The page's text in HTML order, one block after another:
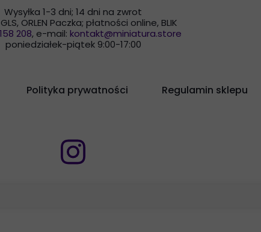
Polityka prywatności Regulamin sklepu
Wysyłka 1-3 dni; 14 dni na zwrot
ORLEN Paczka; płatności online, BLIK
208, e-mail: kontakt@miniatura.store
poniedziałek-piątek 9:00-17:00